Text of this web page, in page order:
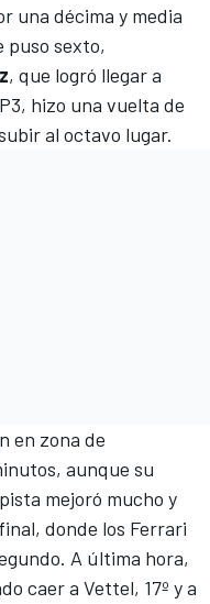
una décima y media
puso sexto,
, que logró llegar a
hizo una vuelta de
al octavo lugar.
en zona de
aunque su
mejoró mucho y
donde los Ferrari
A última hora,
caer a Vettel, 17º y a